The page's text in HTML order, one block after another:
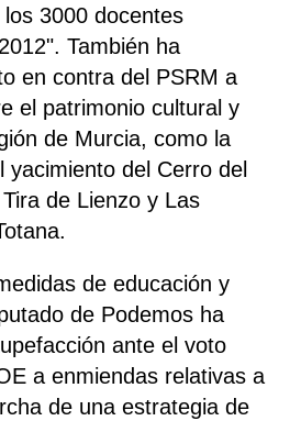
3000 docentes
También ha
en contra del PSRM a
el patrimonio cultural y
de Murcia, como la
yacimiento del Cerro del
de Lienzo y Las
de educación y
de Podemos ha
ante el voto
a enmiendas relativas a
de una estrategia de